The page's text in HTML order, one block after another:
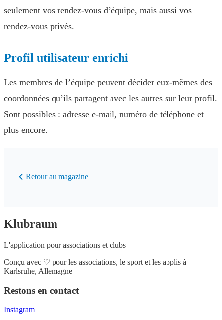
seulement vos rendez-vous d’équipe, mais aussi vos
rendez-vous privés.
Profil utilisateur enrichi
Les membres de l’équipe peuvent décider eux-mêmes des
coordonnées qu’ils partagent avec les autres sur leur profil.
Sont possibles : adresse e-mail, numéro de téléphone et
plus encore.
Retour au magazine
Klubraum
L'application pour associations et clubs
Conçu avec ♡ pour les associations, le sport et les applis à
Karlsruhe, Allemagne
Restons en contact
Instagram